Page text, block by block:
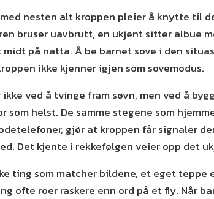
nesten alt kroppen pleier å knytte til
bruser uavbrutt, en ukjent sitter albue
på natta. Å be barnet sove i den
ikke kjenner igjen som sovemodus.
ved å tvinge fram søvn, men ved å
som helst. De samme stegene som
gjør at kroppen får signaler
Det kjente i rekkefølgen veier opp det
ting som matcher bildene, et eget teppe
ofte roer raskere enn ord på et fly. Når